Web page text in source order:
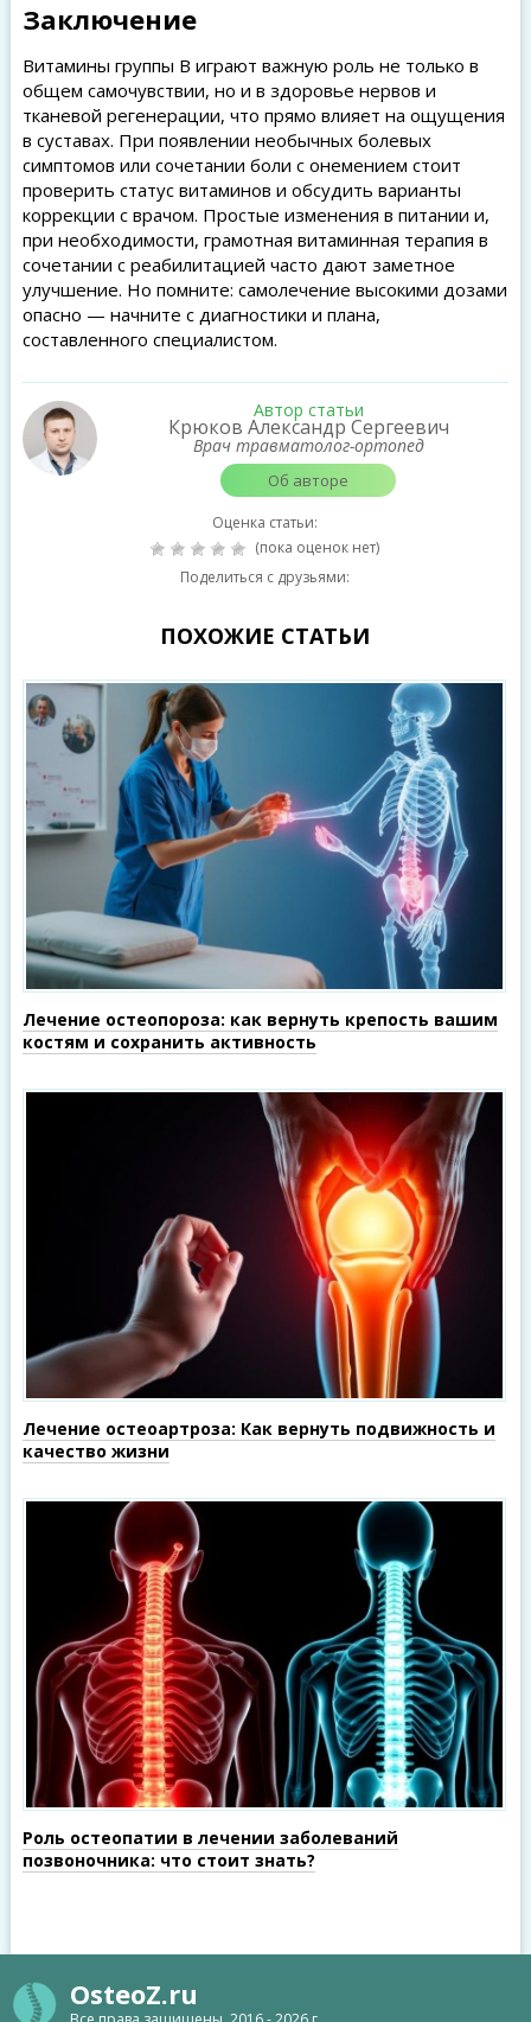
Заключение
Витамины группы B играют важную роль не только в
общем самочувствии, но и в здоровье нервов и
тканевой регенерации, что прямо влияет на ощущения
в суставах. При появлении необычных болевых
симптомов или сочетании боли с онемением стоит
проверить статус витаминов и обсудить варианты
коррекции с врачом. Простые изменения в питании и,
при необходимости, грамотная витаминная терапия в
сочетании с реабилитацией часто дают заметное
улучшение. Но помните: самолечение высокими дозами
опасно — начните с диагностики и плана,
составленного специалистом.
Автор статьи
Крюков Александр Сергеевич
Врач травматолог-ортопед
Об авторе
Оценка статьи:
(пока оценок нет)
Поделиться с друзьями:
ПОХОЖИЕ СТАТЬИ
Лечение остеопороза: как вернуть крепость вашим
костям и сохранить активность
Лечение остеоартроза: Как вернуть подвижность и
качество жизни
Роль остеопатии в лечении заболеваний
позвоночника: что стоит знать?
OsteoZ.ru